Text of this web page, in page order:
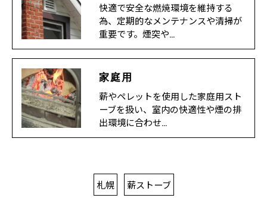
快適で安全な燃焼環境を維持する
為、定期的なメンテナンスや清掃が
重要です。煙突や…
家庭用
薪やペレットを使用した家庭用スト
ーブを扱い、室内の快適性や煙の排
出環境に合わせ…
札幌 薪ストーブ
お問い合わせはこちら